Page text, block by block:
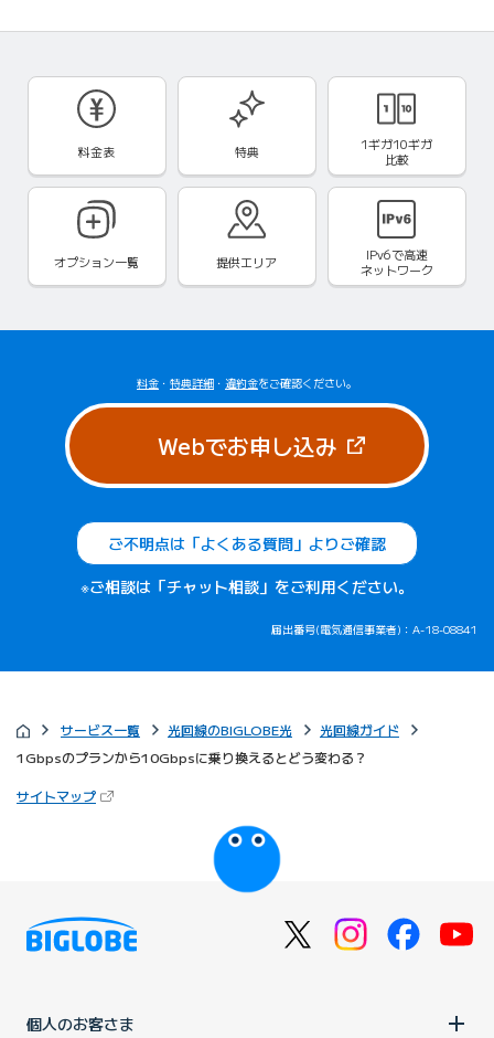
料金表 特典
1ギガ10ギガ
比較
オプション一覧 提供エリア IPv6で高速
ネットワーク
料金 ・ 特典詳細 ・ 違約金をご確認ください。
Webでお申し込み（新しいタブ
ご不明点は「よくある質問」よりご確認
※ご相談は「チャット相談」をご利用ください。
届出番号(電気通信事業者)：A-18-08841
サービス一覧 光回線のBIGLOBE光
光回線ガイド
1Gbpsのプランから10Gbpsに乗り換えるとどう変わる？
サイトマップ（新しいタブで開きます）
びっぷるのページ
個人のお客さま